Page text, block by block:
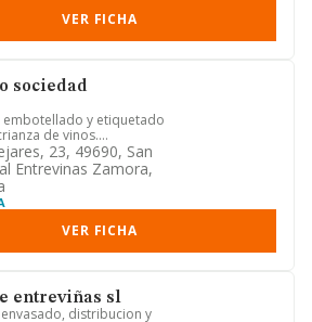
VER FICHA
sociedad
embotellado y etiquetado
de vinos.
de bebidas.
23, 49690, San
Entrevinas Zamora,
VER FICHA
entreviñas sl
distribucion y